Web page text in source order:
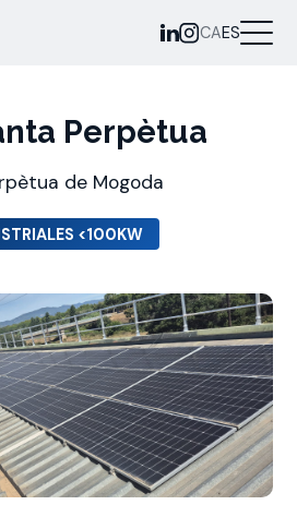
CAES
Perpètua
de Mogoda
<100KW